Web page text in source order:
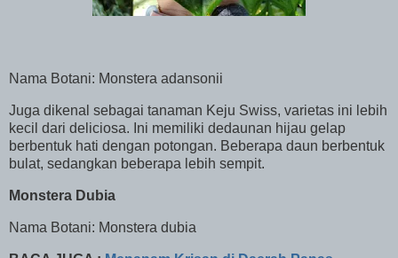
Nama Botani: Monstera adansonii
Juga dikenal sebagai tanaman Keju Swiss, varietas ini lebih
kecil dari deliciosa. Ini memiliki dedaunan hijau gelap
berbentuk hati dengan potongan. Beberapa daun berbentuk
bulat, sedangkan beberapa lebih sempit.
Monstera Dubia
Nama Botani: Monstera dubia